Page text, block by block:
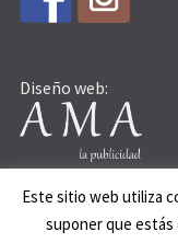
Diseño web:
Este sitio web utiliza
suponer que estás